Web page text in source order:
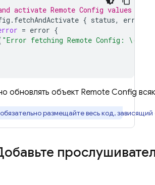
activate Remote Config values
. fetchAndActivate { status, error
= error {
"Error fetching Remote Config : \(
обновлять объект Remote Config
обязательно размещайте весь код,